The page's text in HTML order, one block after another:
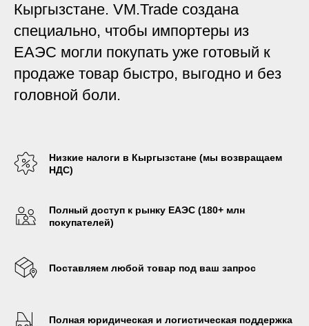
Кыргызстане. VM.Trade создана
специально, чтобы импортеры из
ЕАЭС могли покупать уже готовый к
продаже товар быстро, выгодно и без
головной боли.
Низкие налоги в Кыргызстане (мы возвращаем
НДС)
Полный доступ к рынку ЕАЭС (180+ млн
покупателей)
Поставляем любой товар под ваш запрос
Полная юридическая и логистическая поддержка